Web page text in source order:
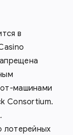
в
машинами
Consortium.
лотерейных